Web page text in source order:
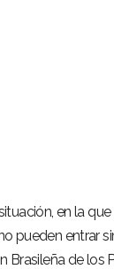
en la
pueden entrar
Brasileña de los